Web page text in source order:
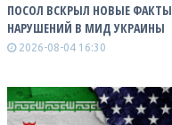
ПОСОЛ ВСКРЫЛ НОВЫЕ ФАКТЫ
НАРУШЕНИЙ В МИД УКРАИНЫ
2026-08-04 16:30